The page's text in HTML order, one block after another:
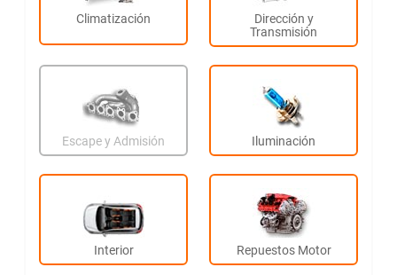
Climatización
Dirección y
Transmisión
Escape y Admisión Iluminación
Interior Repuestos Motor